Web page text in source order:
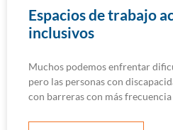
Espacios de trabajo
inclusivos
Muchos podemos enfrentar
pero las personas con
con barreras con más frecuencia